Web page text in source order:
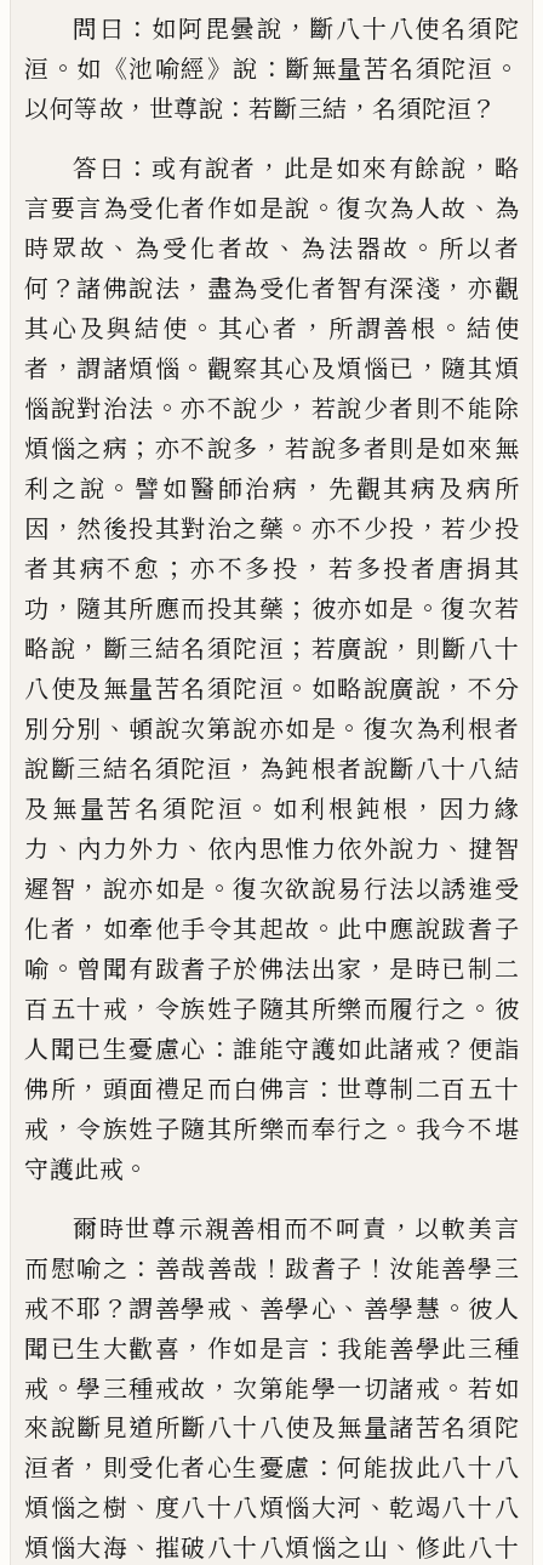
問曰 ： 如阿毘曇說 ， 斷八十八使名須陀
洹 。 如 《池喻經》說 ： 斷無量苦名須陀洹 。
以何等故 ， 世尊說 ： 若斷三結 ， 名須陀洹 ？
答曰 ： 或有說者 ， 此是如來有餘說 ， 略
言要言為受化者作如是說 。復次為人故 、 為
時眾故 、 為受化者故 、 為法器故 。 所以者
何 ？諸佛說法 ， 盡為受化者智有深淺 ，亦觀
其心及與結使 。 其心者 ， 所謂善根 。 結使
者 ，謂諸煩惱 。 觀察其心及煩惱已 ， 隨其煩
惱說對治法 。亦不說少 ， 若說少者則不能除
煩惱之病 ； 亦不說多 ，若說多者則是如來無
利之說 。 譬如醫師治病 ， 先觀其病及病所
因 ， 然後投其對治之藥 。 亦不少投 ，若少投
者其病不愈 ； 亦不多投 ， 若多投者唐捐其
功 ， 隨其所應而投其藥 ； 彼亦如是 。復次若
略說 ， 斷三結名須陀洹 ； 若廣說 ， 則斷八十
八使及無量苦名須陀洹 。 如略說廣說 ， 不分
別分別 、 頓說次第說亦如是 。 復次為利根者
說斷三結名須陀洹 ， 為鈍根者說斷八十八結
及無量苦名須陀洹 。 如利根鈍根 ， 因力緣
力 、 內力外力 、 依內思惟力依外說力 、 揵智
遲智 ， 說亦如是 。復次欲說易行法以誘進受
化者 ， 如牽他手令其起故 。 此中應說跋耆子
喻 。 曾聞有跋耆子於佛法出家 ， 是時已制二
百五十戒 ， 令族姓子隨其所樂而履行之 。 彼
人聞已生憂慮心 ：誰能守護如此諸戒 ？ 便詣
佛所 ， 頭面禮足而白佛言 ： 世尊制二百五十
戒 ，令族姓子隨其所樂而奉行之 。 我今不堪
守護此戒 。
爾時世尊示親善相而不呵責 ， 以軟美言
而慰喻之 ： 善哉善哉 ！跋耆子 ！ 汝能善學三
戒不耶 ？謂善學戒 、 善學心 、 善學慧 。 彼人
聞已生大歡喜 ， 作如是言 ： 我能善學此三種
戒 。學三種戒故 ， 次第能學一切諸戒 。若如
來說斷見道所斷八十八使及無量諸苦名須陀
洹者 ， 則受化者心生憂慮 ：何能拔此八十八
煩惱之樹 、 度八十八煩惱大河 、乾竭八十八
煩惱大海 、 摧破八十八煩惱之山 、 修此八十